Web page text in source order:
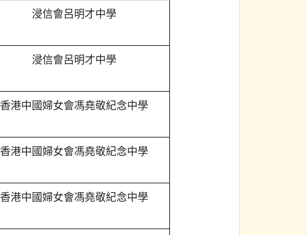
浸信會呂明才中學
浸信會呂明才中學
香港中國婦女會馮堯敬紀念中學
香港中國婦女會馮堯敬紀念中學
香港中國婦女會馮堯敬紀念中學